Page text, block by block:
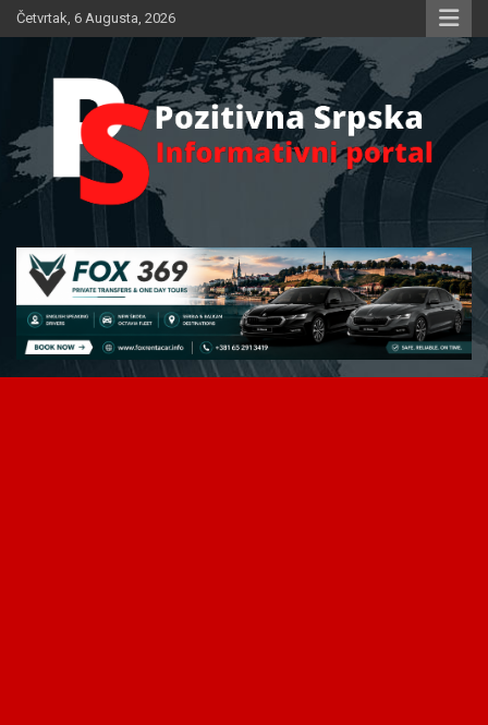
Skip
to
Četvrtak, 6 Augusta, 2026
Pozitivna Srpska